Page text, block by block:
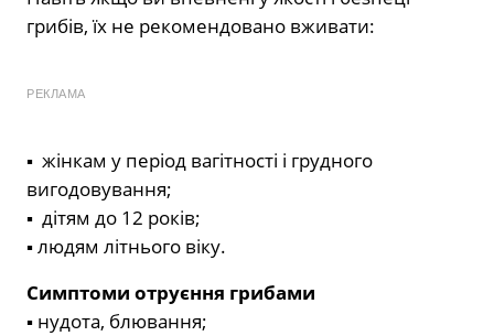
грибів, їх не рекомендовано вживати:
РЕКЛАМА
▪ жінкам у період вагітності і грудного
вигодовування;
▪ дітям до 12 років;
▪ людям літнього віку.
Симптоми отруєння грибами
▪ нудота, блювання;